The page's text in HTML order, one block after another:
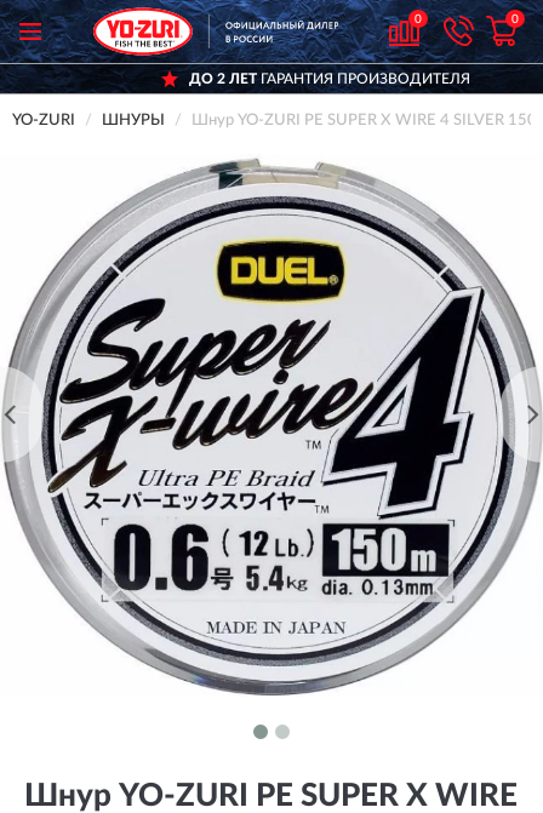
0 0
ДО 2 ЛЕТГАРАНТИЯ ПРОИЗВОДИТЕЛЯ
YO-ZURI ШНУРЫ Шнур YO-ZURI PE SUPER X WIRE 4 SILVER
Шнур YO-ZURI PE SUPER X WIRE